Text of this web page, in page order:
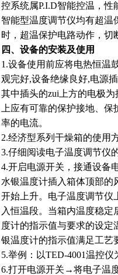
控系统属P.I.D智能控温，性
智能型温度调节仪均有超温
时，超温保护电路动作，切
四、设备的安装及使用
1.设备使用前应将电热恒温
观完好,设备绝缘良好,电源
其中插头的zui上方的电极
上应有可靠的保护接地、
率的电流。
2.经济型系列干燥箱的使用
3.仔细阅读电子温度调节仪
4.开启电源开关，接通设备
水银温度计插入箱体顶部的
开始上升。电子温度调节仪
入恒温段。当箱内温度稳
度计的指示值与要求的设
银温度计的指示值满足工艺
5.举例：以TED-4001温控
6.打开电源开关→将电子温